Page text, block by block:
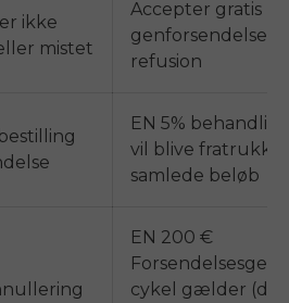
ikke
mistet
Accepter gratis
genforsendelse
refusion
EN 5%
vil blive
samlede beløb
EN 200 €
cykel gælder